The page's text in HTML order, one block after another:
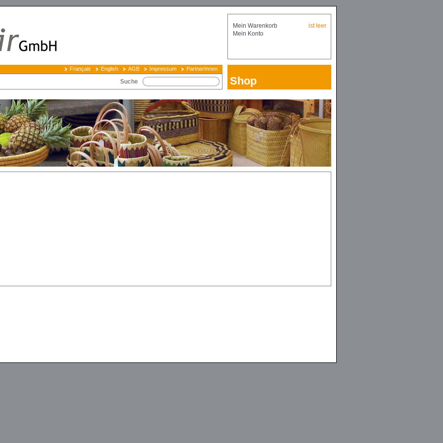
Mein Warenkorb
Mein Konto
Français English AGB Impressum PartnerInnen
Suche Shop
ist leer